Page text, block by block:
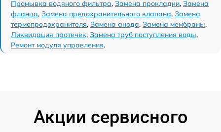
Промывка водяного фильтра, Замена прокладки, Замена
фланца, Замена предохранительного клапана, Замена
термопредохранителя, Замена анода, Замена мембраны,
Ликвидация протечек, Замена труб поступления воды,
Ремонт модуля управления.
Акции сервисного